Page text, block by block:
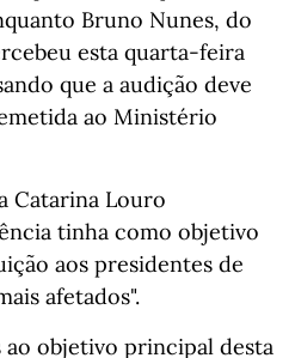
Bruno Nunes, do
esta quarta-feira
que a audição deve
ao Ministério
Catarina Louro
tinha como objetivo
aos presidentes de
afetados".
ao objetivo principal desta